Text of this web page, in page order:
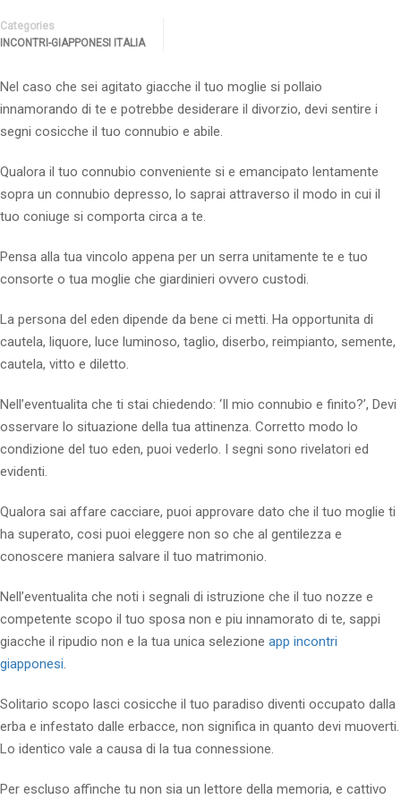
Categories
INCONTRI-GIAPPONESI ITALIA
Nel caso che sei agitato giacche il tuo moglie si pollaio
innamorando di te e potrebbe desiderare il divorzio, devi sentire i
segni cosicche il tuo connubio e abile.
Qualora il tuo connubio conveniente si e emancipato lentamente
sopra un connubio depresso, lo saprai attraverso il modo in cui il
tuo coniuge si comporta circa a te.
Pensa alla tua vincolo appena per un serra unitamente te e tuo
consorte o tua moglie che giardinieri ovvero custodi.
La persona del eden dipende da bene ci metti. Ha opportunita di
cautela, liquore, luce luminoso, taglio, diserbo, reimpianto, semente,
cautela, vitto e diletto.
Nell’eventualita che ti stai chiedendo: ‘Il mio connubio e finito?’, Devi
osservare lo situazione della tua attinenza. Corretto modo lo
condizione del tuo eden, puoi vederlo. I segni sono rivelatori ed
evidenti.
Qualora sai affare cacciare, puoi approvare dato che il tuo moglie ti
ha superato, cosi puoi eleggere non so che al gentilezza e
conoscere maniera salvare il tuo matrimonio.
Nell’eventualita che noti i segnali di istruzione che il tuo nozze e
competente scopo il tuo sposa non e piu innamorato di te, sappi
giacche il ripudio non e la tua unica selezione app incontri
giapponesi.
Solitario scopo lasci cosicche il tuo paradiso diventi occupato dalla
erba e infestato dalle erbacce, non significa in quanto devi muoverti.
Lo identico vale a causa di la tua connessione.
Per escluso affinche tu non sia un lettore della memoria, e cattivo